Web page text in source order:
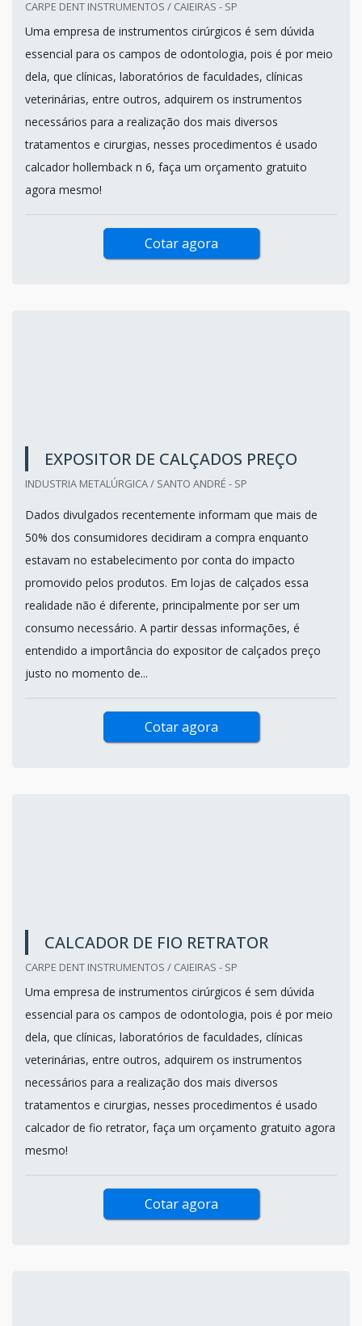
CARPE DENT INSTRUMENTOS / CAIEIRAS - SP
Uma empresa de instrumentos cirúrgicos é sem dúvida
essencial para os campos de odontologia, pois é por meio
dela, que clínicas, laboratórios de faculdades, clínicas
veterinárias, entre outros, adquirem os instrumentos
necessários para a realização dos mais diversos
tratamentos e cirurgias, nesses procedimentos é usado
calcador hollemback n 6, faça um orçamento gratuito
agora mesmo!
Cotar agora
EXPOSITOR DE CALÇADOS PREÇO
INDUSTRIA METALÚRGICA / SANTO ANDRÉ - SP
Dados divulgados recentemente informam que mais de
50% dos consumidores decidiram a compra enquanto
estavam no estabelecimento por conta do impacto
promovido pelos produtos. Em lojas de calçados essa
realidade não é diferente, principalmente por ser um
consumo necessário. A partir dessas informações, é
entendido a importância do expositor de calçados preço
justo no momento de...
Cotar agora
CALCADOR DE FIO RETRATOR
CARPE DENT INSTRUMENTOS / CAIEIRAS - SP
Uma empresa de instrumentos cirúrgicos é sem dúvida
essencial para os campos de odontologia, pois é por meio
dela, que clínicas, laboratórios de faculdades, clínicas
veterinárias, entre outros, adquirem os instrumentos
necessários para a realização dos mais diversos
tratamentos e cirurgias, nesses procedimentos é usado
calcador de fio retrator, faça um orçamento gratuito agora
mesmo!
Cotar agora